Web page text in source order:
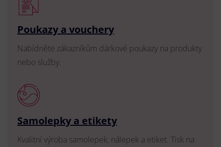
Poukazy a vouchery
Nabídněte zákazníkům dárkové poukazy na produkty
nebo služby.
Samolepky a etikety
Kvalitní výroba samolepek, nálepek a etiket. Tisk na